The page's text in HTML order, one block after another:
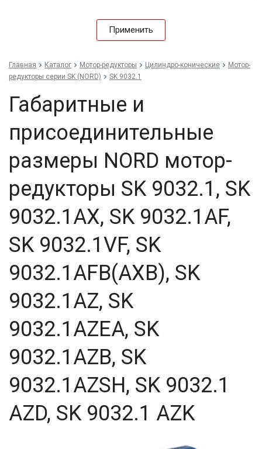
Применить
Главная Каталог Мотор-редукторы Цилиндро-конические
Мотор-
редукторы серии SK (NORD)
SK 9032.1
Габаритные и
присоединительные
размеры NORD мотор-
редукторы SK 9032.1, SK
9032.1AX, SK 9032.1AF,
SK 9032.1VF, SK
9032.1AFB(AXB), SK
9032.1AZ, SK
9032.1AZEA, SK
9032.1AZB, SK
9032.1AZSH, SK 9032.1
AZD, SK 9032.1 AZK